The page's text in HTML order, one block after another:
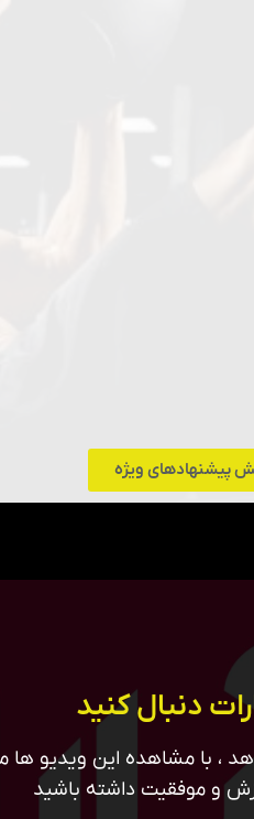
پیشنهادهای ویژه
دنبال کنید
، با مشاهده این ویدیو ها
و موفقیت داشته باشید